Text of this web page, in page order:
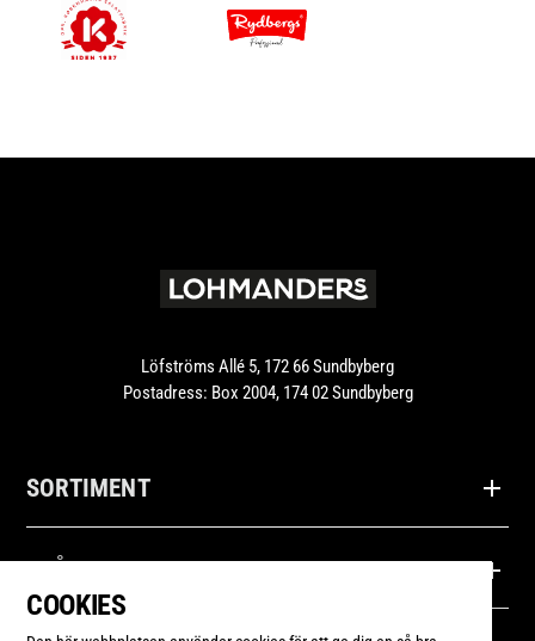
COOKIES
Löfströms Allé 5, 172 66 Sundbyberg
Postadress: Box 2004, 174 02 Sundbyberg
SORTIMENT
Produkter
FRÅGOR